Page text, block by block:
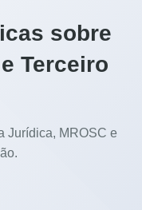
sobre
Terceiro
Jurídica, MROSC e